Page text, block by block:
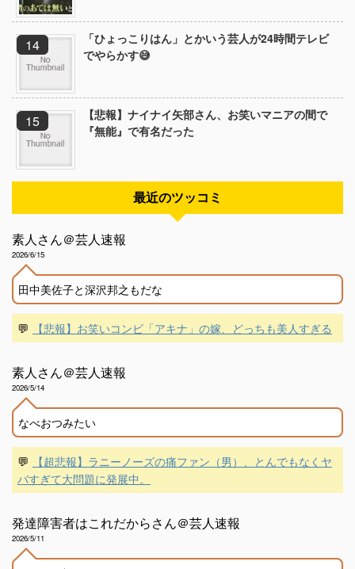
「ひょっこりはん」とかいう芸人が24時間テレビ
でやらかす😅
【悲報】ナイナイ矢部さん、お笑いマニアの間で
『無能』で有名だった
最近のツッコミ
素人さん＠芸人速報
2026/6/15
田中美佐子と深沢邦之もだな
💬 【悲報】お笑いコンビ「アキナ」の嫁、どっちも美人すぎる
素人さん＠芸人速報
2026/5/14
なべおつみたい
💬
【超悲報】ラニーノーズの痛ファン（男）、とんでもなくヤ
バすぎて大問題に発展中。
発達障害者はこれだからさん＠芸人速報
2026/5/11